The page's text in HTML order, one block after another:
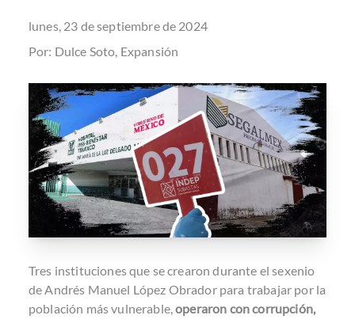
lunes, 23 de septiembre de 2024
Por: Dulce Soto, Expansión
Tres instituciones que se crearon durante el sexenio
de Andrés Manuel López Obrador para trabajar por la
población más vulnerable,operaron con corrupción,